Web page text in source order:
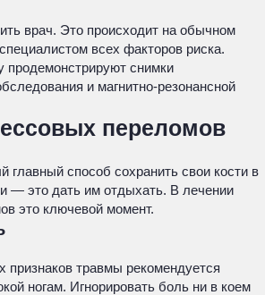
врач. Это происходит на обычном
всех факторов риска.
продемонстрируют снимки
и магнитно-резонансной
переломов
главный способ сохранить свои кости в
— это дать им отдыхать. В лечении
это ключевой момент.
признаков травмы рекомендуется
ногам. Игнорировать боль ни в коем